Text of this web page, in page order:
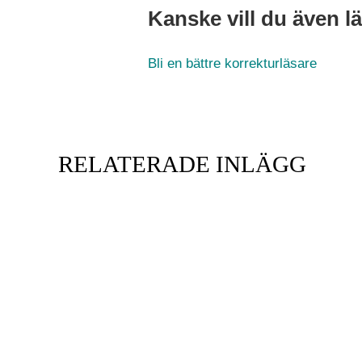
Kanske vill du även
Bli en bättre korrekturläsare
RELATERADE INLÄGG